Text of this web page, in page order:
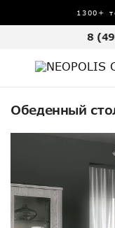
1300+
8
Обеденный